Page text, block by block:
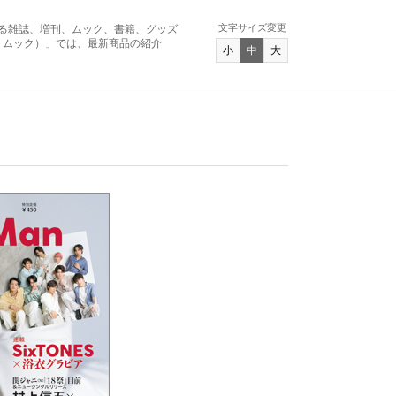
雑誌、増刊、ムック、書籍、グッズ
ック）」では、最新商品の紹介
文字サイズ変更
小 中 大